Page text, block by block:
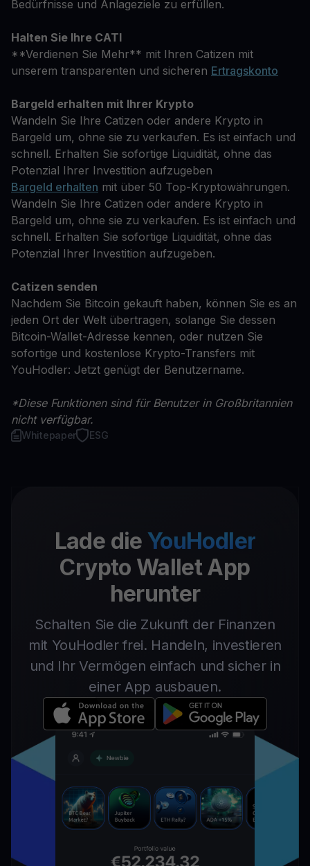
Bedürfnisse und Anlageziele zu erfüllen.
Halten Sie Ihre CATI
**Verdienen Sie Mehr** mit Ihren Catizen mit
unserem transparenten und sicheren Ertragskonto
Bargeld erhalten mit Ihrer Krypto
Wandeln Sie Ihre Catizen oder andere Krypto in
Bargeld um, ohne sie zu verkaufen. Es ist einfach und
schnell. Erhalten Sie sofortige Liquidität, ohne das
Potenzial Ihrer Investition aufzugeben
Bargeld erhalten mit über 50 Top-Kryptowährungen.
Wandeln Sie Ihre Catizen oder andere Krypto in
Bargeld um, ohne sie zu verkaufen. Es ist einfach und
schnell. Erhalten Sie sofortige Liquidität, ohne das
Potenzial Ihrer Investition aufzugeben.
Catizen senden
Nachdem Sie Bitcoin gekauft haben, können Sie es an
jeden Ort der Welt übertragen, solange Sie dessen
Bitcoin-Wallet-Adresse kennen, oder nutzen Sie
sofortige und kostenlose Krypto-Transfers mit
YouHodler: Jetzt genügt der Benutzername.
*Diese Funktionen sind für Benutzer in Großbritannien
nicht verfügbar.
Whitepaper ESG
Lade die YouHodler
Crypto Wallet App
herunter
Schalten Sie die Zukunft der Finanzen
mit YouHodler frei. Handeln, investieren
und Ihr Vermögen einfach und sicher in
einer App ausbauen.